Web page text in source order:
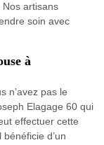
artisans
soin avec
à
n’avez pas le
Elagage 60 qui
effectuer cette
d’un